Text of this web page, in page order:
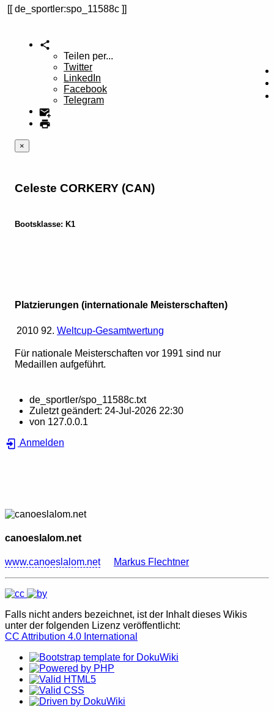
de_sportler:spo_11588c
Teilen per...
Twitter
LinkedIn
Facebook
Telegram
×
Celeste CORKERY (CAN)
Bootsklasse: K1
Platzierungen (internationale Meisterschaften)
2010 92. Weltcup-Gesamtwertung
Für nationale Meisterschaften vor 1991 sind nur
Medaillen aufgeführt.
de_sportler/spo_11588c.txt
Zuletzt geändert: 24-Jul-2026 22:30
von 127.0.0.1
Anmelden
canoeslalom.net
www.canoeslalom.net Markus Flechtner
Falls nicht anders bezeichnet, ist der Inhalt dieses Wikis
unter der folgenden Lizenz veröffentlicht:
CC Attribution 4.0 International